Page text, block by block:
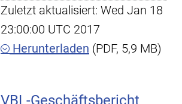
Zuletzt aktualisiert: Wed Jan 18
23:00:00 UTC 2017
Herunterladen (PDF, 5,9 MB)
VBL-Geschäftsbericht